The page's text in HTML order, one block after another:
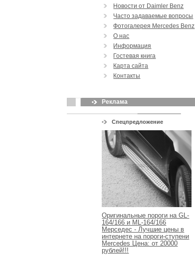
Новости от Daimler Benz
Часто задаваемые вопросы
Фотогалерея Mercedes Benz
О нас
Информация
Гостевая книга
Карта сайта
Контакты
Реклама
Спецпредложение
Оригинальные пороги на GL-
164/166 и ML-164/166
Мерседес - Лучшие цены в
интернете на пороги-ступени
Mercedes Цена: от 20000
рублей!!!